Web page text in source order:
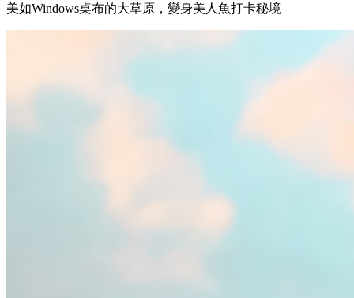
美如Windows桌布的大草原，變身美人魚打卡秘境